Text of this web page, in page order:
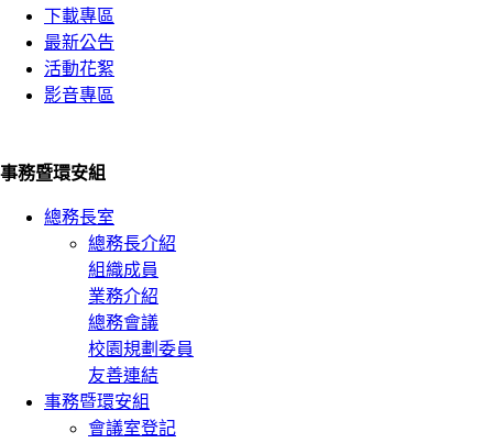
下載專區
最新公告
活動花絮
影音專區
事務暨環安組
總務長室
總務長介紹
組織成員
業務介紹
總務會議
校園規劃委員
友善連結
事務暨環安組
會議室登記